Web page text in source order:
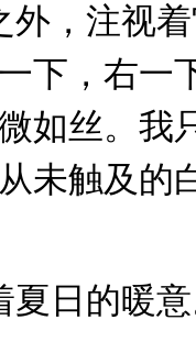
外，注视
下，右一
如丝。我
未触及的
夏日的暖